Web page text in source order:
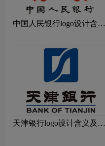
中国人民银行logo设计含义
天津银行logo设计含义及设